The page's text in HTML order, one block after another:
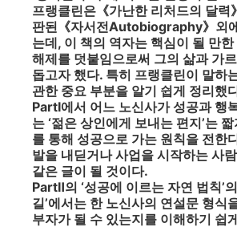
프랭클린은《가난한 리처드의 달력
판된《자서전Autobiography》외
는데, 이 책의 역자는 핵심이 될 만
해제를 덧붙임으로써 그의 삶과 가
돕고자 했다. 특히 프랭클린이 말하
관한 중요 부분을 알기 쉽게 정리했
PartⅠ에서 어느 노신사가 성공과 행
는 ‘젊은 상인에게 보내는 편지’는
를 통해 성공으로 가는 원칙을 전한
발을 내딛거나 사업을 시작하는 사
같은 글이 될 것이다.
PartⅡ의 ‘성공에 이르는 자연 법칙’
길’에서는 한 노신사의 연설문 형식
부자가 될 수 있는지를 이해하기 쉽